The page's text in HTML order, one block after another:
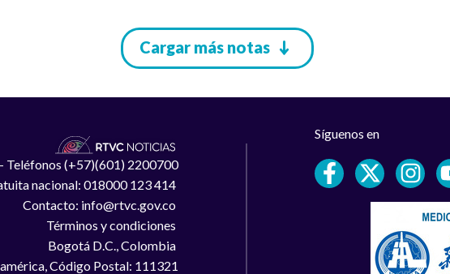
Cargar más notas
Teléfonos (+57)(601) 2200700
nacional: 018000 123 414
Contacto: info@rtvc.gov.co
Términos y condiciones
Bogotá D.C., Colombia
Código Postal: 111321
Síguenos en